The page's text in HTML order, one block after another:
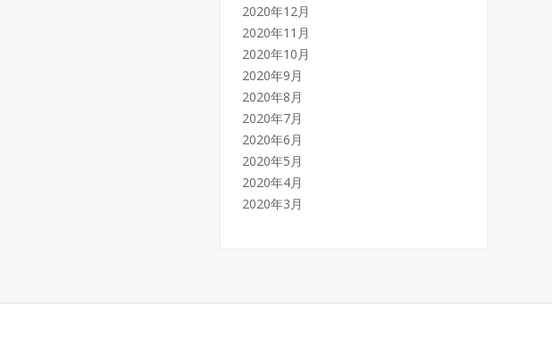
2020年12月
2020年11月
2020年10月
2020年9月
2020年8月
2020年7月
2020年6月
2020年5月
2020年4月
2020年3月